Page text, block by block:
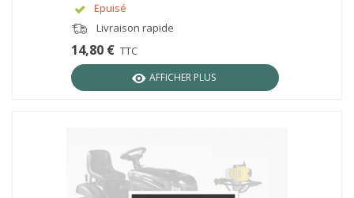
Epuisé
Livraison rapide
14,80 € TTC
AFFICHER PLUS